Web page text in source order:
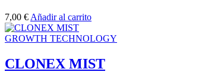
7,00 € Añadir al carrito
GROWTH TECHNOLOGY
CLONEX MIST